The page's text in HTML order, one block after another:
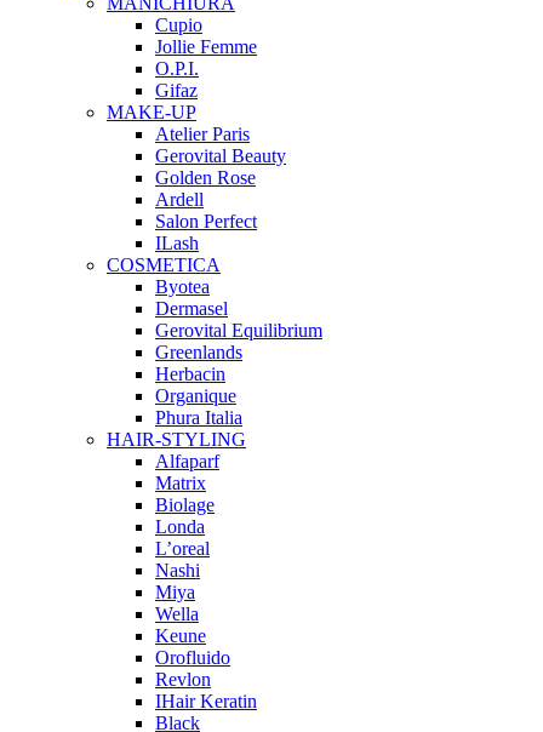
Cupio
Jollie Femme
O.P.I.
Gifaz
MAKE-UP
Atelier Paris
Gerovital Beauty
Golden Rose
Ardell
Salon Perfect
ILash
COSMETICA
Byotea
Dermasel
Gerovital Equilibrium
Greenlands
Herbacin
Organique
Phura Italia
HAIR-STYLING
Alfaparf
Matrix
Biolage
Londa
L’oreal
Nashi
Miya
Wella
Keune
Orofluido
Revlon
IHair Keratin
Black